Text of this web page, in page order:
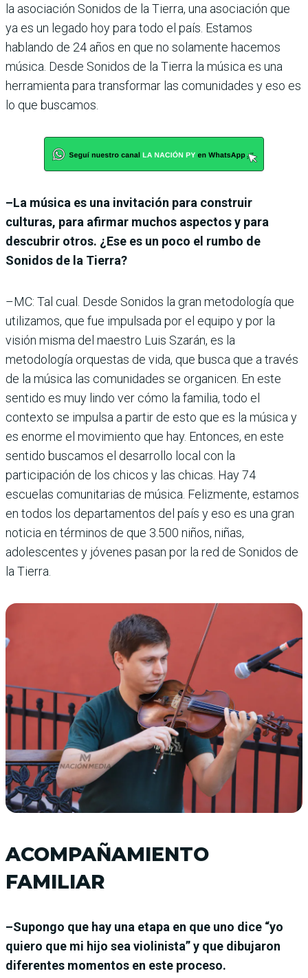
la asociación Sonidos de la Tierra, una asociación que
ya es un legado hoy para todo el país. Estamos
hablando de 24 años en que no solamente hacemos
música. Desde Sonidos de la Tierra la música es una
herramienta para transformar las comunidades y eso es
lo que buscamos.
–La música es una invitación para construir
culturas, para afirmar muchos aspectos y para
descubrir otros. ¿Ese es un poco el rumbo de
Sonidos de la Tierra?
–MC: Tal cual. Desde Sonidos la gran metodología que
utilizamos, que fue impulsada por el equipo y por la
visión misma del maestro Luis Szarán, es la
metodología orquestas de vida, que busca que a través
de la música las comunidades se organicen. En este
sentido es muy lindo ver cómo la familia, todo el
contexto se impulsa a partir de esto que es la música y
es enorme el movimiento que hay. Entonces, en este
sentido buscamos el desarrollo local con la
participación de los chicos y las chicas. Hay 74
escuelas comunitarias de música. Felizmente, estamos
en todos los departamentos del país y eso es una gran
noticia en términos de que 3.500 niños, niñas,
adolescentes y jóvenes pasan por la red de Sonidos de
la Tierra.
ACOMPAÑAMIENTO
FAMILIAR
–Supongo que hay una etapa en que uno dice “yo
quiero que mi hijo sea violinista” y que dibujaron
diferentes momentos en este proceso.